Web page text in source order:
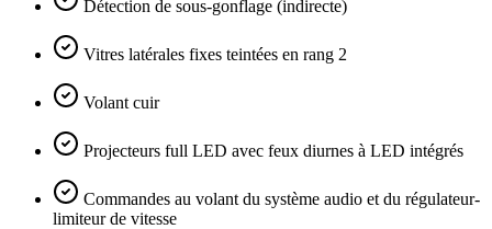
Détection de sous-gonflage (indirecte)
Vitres latérales fixes teintées en rang 2
Volant cuir
Projecteurs full LED avec feux diurnes à LED intégrés
Commandes au volant du système audio et du régulateur-
limiteur de vitesse